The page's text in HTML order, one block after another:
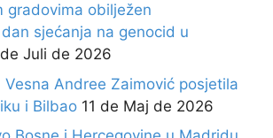
gradovima obilježen
sjećanja na genocid u
Juli de 2026
Vesna Andree Zaimović posjetila
i Bilbao 11 de Maj de 2026